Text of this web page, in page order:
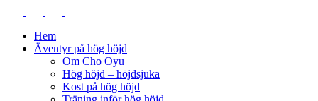
Hem
Äventyr på hög höjd
Om Cho Oyu
Hög höjd – höjdsjuka
Kost på hög höjd